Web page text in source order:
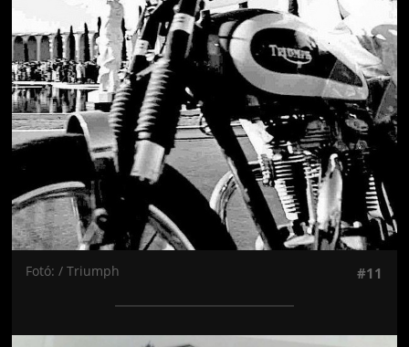
Fotó: / Triumph #11